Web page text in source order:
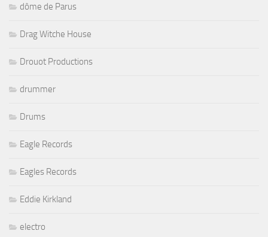
dôme de Parus
Drag Witche House
Drouot Productions
drummer
Drums
Eagle Records
Eagles Records
Eddie Kirkland
electro